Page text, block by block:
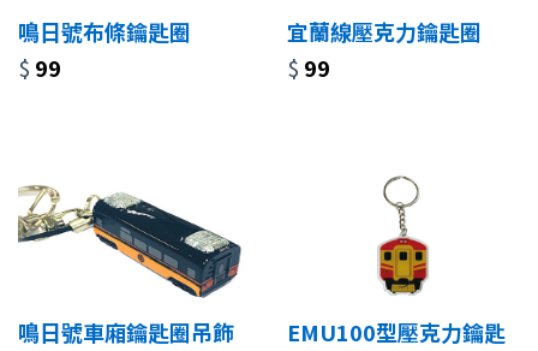
鳴日號布條鑰匙圈
$ 99
宜蘭線壓克力鑰匙圈
$ 99
鳴日號車廂鑰匙圈吊飾
EMU100型壓克力鑰匙